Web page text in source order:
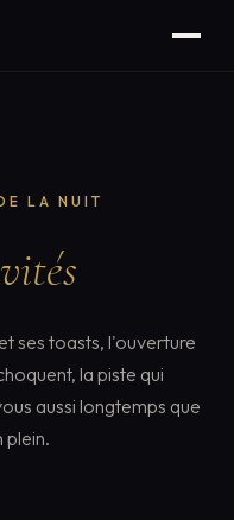
LA NUIT
ses toasts, l'ouverture
la piste qui
aussi longtemps que
plein.